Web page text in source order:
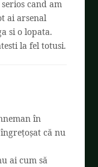
cand am
ai arsenal
si o lopata.
la fel totusi.
în
că nu
ai cum să